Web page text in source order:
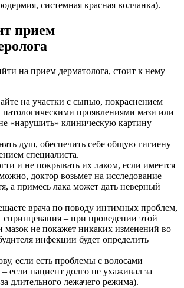
системная красная волчанка).
прием
на прием дерматолога, стоит к нему
на участки с сыпью, покраснением
проявлениями мази или
«нарушить» клиническую картину
душ, обеспечить себе общую гигиену
специалиста.
и не покрывать их лаком, если имеется
доктор возьмет на исследование
а примесь лака может дать неверный
врача по поводу интимных проблем,
спринцевания – при проведении этой
мазок не покажет никаких изменений во
инфекции будет определить
если есть проблемы с волосами
если пациент долго не ухаживал за
длительного лежачего режима).